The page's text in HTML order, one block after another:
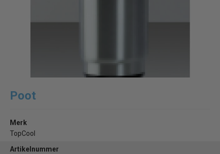
Poot
Merk
TopCool
Artikelnummer